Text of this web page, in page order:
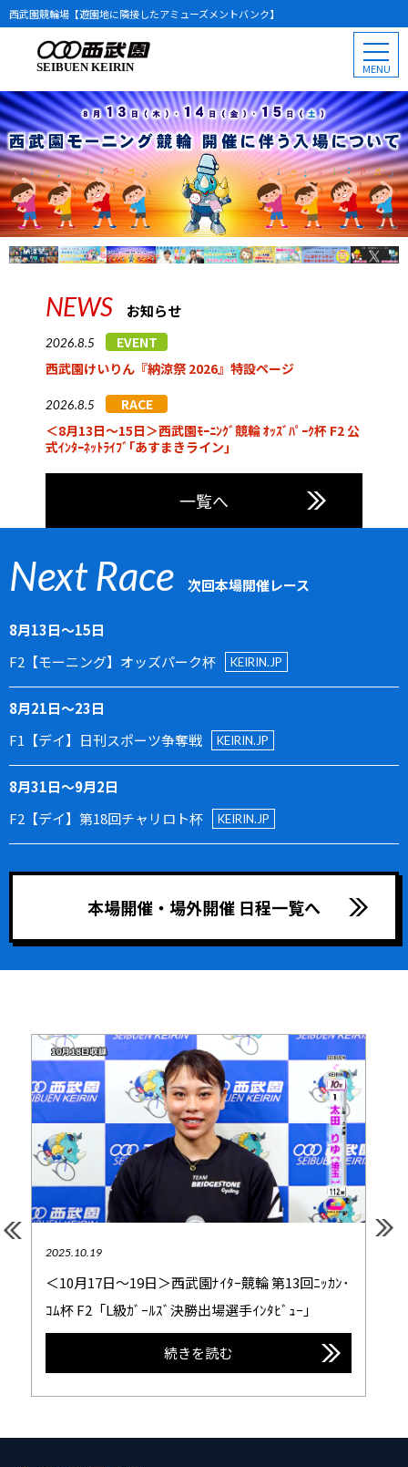
西武園競輪場【遊園地に隣接したアミューズメントバンク】
SEIBUEN KEIRIN
NEWS お知らせ
2026.8.5
EVENT
西武園けいりん『納涼祭 2026』特設ページ
2026.8.5
RACE
＜8月13日～15日＞西武園ﾓｰﾆﾝｸﾞ競輪 ｵｯｽﾞﾊﾟｰｸ杯 F2 公
式ｲﾝﾀｰﾈｯﾄﾗｲﾌﾞ｢あすまきライン｣
一覧へ
Next Race 次回本場開催レース
8月13日〜15日
F2【モーニング】オッズパーク杯
KEIRIN.JP
8月21日〜23日
F1【デイ】日刊スポーツ争奪戦
KEIRIN.JP
8月31日〜9月2日
F2【デイ】第18回チャリロト杯
KEIRIN.JP
本場開催・場外開催 日程一覧へ
2025.10.19
＜10月17日～19日＞西武園ﾅｲﾀｰ競輪 第13回ﾆｯｶﾝ･
ｺﾑ杯 F2「L級ｶﾞｰﾙｽﾞ決勝出場選手ｲﾝﾀﾋﾞｭｰ」
続きを読む